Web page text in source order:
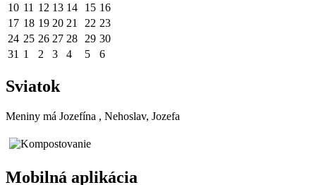
10 11 12 13 14 15 16
17 18 19 20 21 22 23
24 25 26 27 28 29 30
31 1 2 3 4 5 6
Sviatok
Meniny má Jozefína , Nehoslav, Jozefa
Mobilná aplikácia